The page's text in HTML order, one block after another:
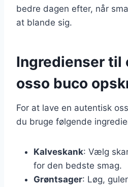
bedre dagen efter, når
at blande sig.
Ingredienser til
osso buco
For at lave en autentisk
du bruge følgende
Kalveskank: Vælg
for den bedste smag.
Grøntsager: Løg,